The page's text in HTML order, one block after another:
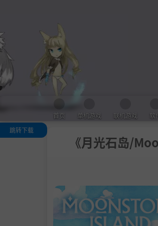
首页 单机游戏 联机游戏 软
《月光石岛/
跳转下载